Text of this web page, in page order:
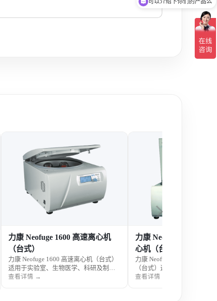
力康 Neofuge 1600 高速离心机
（台式）
力康 Neofuge 1600 高速离心机（台式）
适用于实验室、生物医学、科研及制药
样品分离，支持大容量与高速离心需
查看详情 →
力康 Neofuge 1600R 高
心机（台式）
力康 Neofuge 1600R 高速冷
（台式）适用于实验室、生
研及制药样品分离，兼具高
查看详情 →